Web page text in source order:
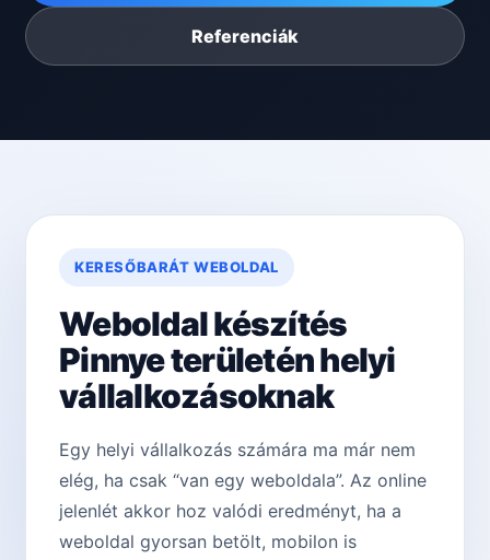
Referenciák
KERESŐBARÁT WEBOLDAL
Weboldal készítés
Pinnye területén helyi
vállalkozásoknak
Egy helyi vállalkozás számára ma már nem
elég, ha csak “van egy weboldala”. Az online
jelenlét akkor hoz valódi eredményt, ha a
weboldal gyorsan betölt, mobilon is